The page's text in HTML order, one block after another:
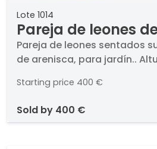
Lote 1014
Pareja de leones
para jardín
Pareja de leones sentados
de arenisca, para jardín..
Starting price 400 €
sold by 400 €